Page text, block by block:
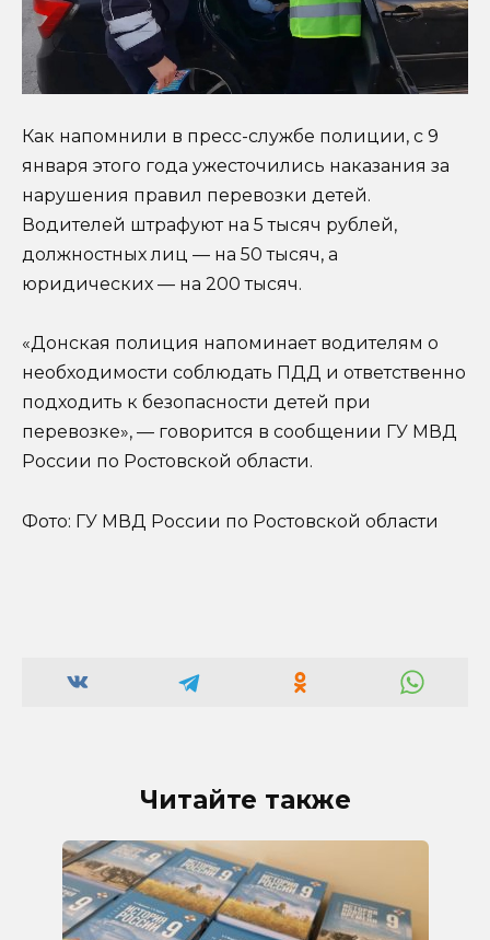
Как напомнили в пресс-службе полиции, с 9
января этого года ужесточились наказания за
нарушения правил перевозки детей.
Водителей штрафуют на 5 тысяч рублей,
должностных лиц — на 50 тысяч, а
юридических — на 200 тысяч.
«Донская полиция напоминает водителям о
необходимости соблюдать ПДД и ответственно
подходить к безопасности детей при
перевозке», — говорится в сообщении ГУ МВД
России по Ростовской области.
Фото: ГУ МВД России по Ростовской области
Читайте также